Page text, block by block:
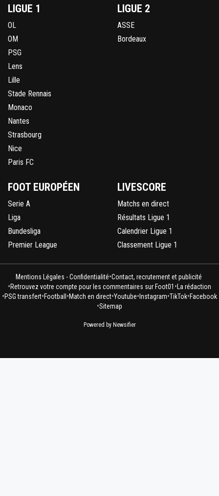
LIGUE 1
OL
OM
PSG
Lens
Lille
Stade Rennais
Monaco
Nantes
Strasbourg
Nice
Paris FC
LIGUE 2
ASSE
Bordeaux
FOOT EUROPÉEN
Serie A
Liga
Bundesliga
Premier League
LIVESCORE
Matchs en direct
Résultats Ligue 1
Calendrier Ligue 1
Classement Ligue 1
Mentions Légales - Confidentialité•Contact, recrutement et publicité
•Retrouvez votre compte pour les commentaires sur Foot01 •La rédaction
•PSG transfert•Football •Match en direct•Youtube• Instagram•TikTok•Facebook
•Sitemap
Powered by Newsifier